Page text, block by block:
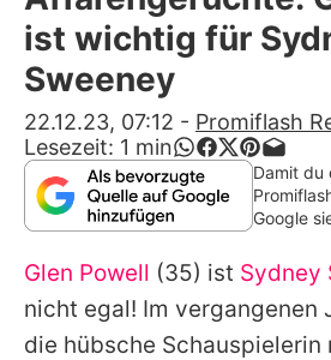
Alle Themen auf
Jobs
App
Team
Redaktionelle
Impressum
ist wichtig für
Sweeney
22.12.23, 07:12 - Promiflash
Lesezeit: 1 min
Damit du
Google
Glen Powell (35) ist Sydney
nicht egal! Im vergangenen
die hübsche Schauspielerin